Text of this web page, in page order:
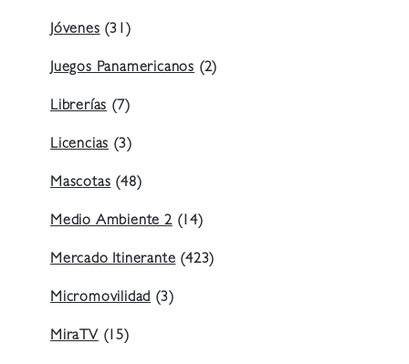
Jóvenes (31)
Juegos Panamericanos (2)
Librerías (7)
Licencias (3)
Mascotas (48)
Medio Ambiente 2(14)
Mercado Itinerante (423)
Micromovilidad (3)
MiraTV (15)